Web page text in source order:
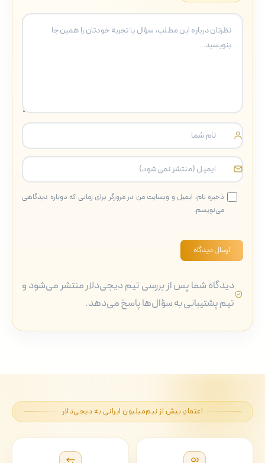
ذخیره نام، ایمیل و وبسایت من در مرورگر برای زمانی که دوباره دیدگاهی
می‌نویسم.
ارسال دیدگاه
دیدگاه شما پس از بررسی تیم دیجی‌دلار منتشر می‌شود و
تیم پشتیبانی به سؤال‌ها پاسخ می‌دهد.
اعتمادِ بیش از نیم‌میلیون ایرانی به دیجی‌دلار